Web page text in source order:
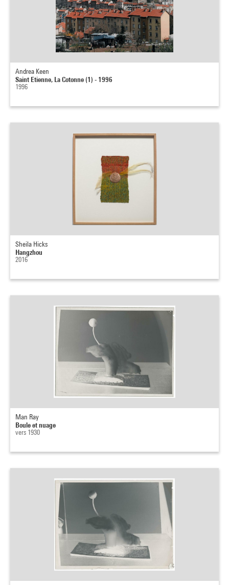
Andrea Keen
Saint Etienne, La Cotonne (1) - 1996
1996
Sheila Hicks
Hangzhou
2016
Man Ray
Boule et nuage
vers 1930